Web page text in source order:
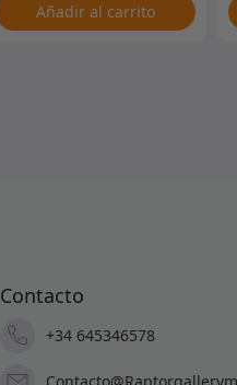
Añadir al carrito
Contacto
+34 645346578